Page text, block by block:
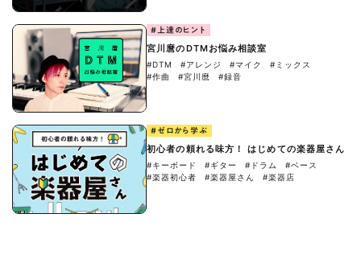
#上達のヒント
宮川麿のDTMお悩み相談室
#DTM #アレンジ #マイク
#ミックス
#作曲
#宮川麿 #録音
#ゼロから学ぶ
初心者の頼れる味方！ はじめての楽器屋さん
#キーボード #ギター #ドラム
#ベース
#楽器初心者
#楽器屋さん #楽器店